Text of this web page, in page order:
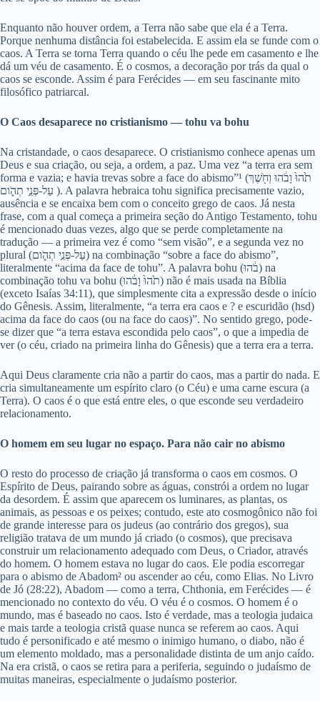
Enquanto não houver ordem, a Terra não sabe que ela é a Terra.
Porque nenhuma distância foi estabelecida. E assim ela se funde com o
caos. A Terra se torna Terra quando o céu lhe pede em casamento e lhe
dá um véu de casamento. É o cosmos, a decoração por trás da qual o
caos se esconde. Assim é para Ferécides — em seu fascinante mito
filosófico patriarcal.
O Caos desaparece no cristianismo — tohu va bohu
Na cristandade, o caos desaparece. O cristianismo conhece apenas um
Deus e sua criação, ou seja, a ordem, a paz. Uma vez “a terra era sem
forma e vazia; e havia trevas sobre a face do abismo”¹ (תֹ֙הוּ֙ וָבֹ֔הוּ וְחֹ֖שֶׁךְ
עַל-פְּנֵ֣י תְהֹ֑ום ). A palavra hebraica tohu significa precisamente vazio,
ausência e se encaixa bem com o conceito grego de caos. Já nesta
frase, com a qual começa a primeira seção do Antigo Testamento, tohu
é mencionado duas vezes, algo que se perde completamente na
tradução — a primeira vez é como “sem visão”, e a segunda vez no
plural (עַל-פְּנֵ֣י תְהֹ֑ום) na combinação “sobre a face do abismo”,
literalmente “acima da face de tohu”. A palavra bohu (בֹ֔הוּ) na
combinação tohu va bohu (תֹ֙הוּ֙ וָבֹ֔הוּ) não é mais usada na Bíblia
(exceto Isaías 34:11), que simplesmente cita a expressão desde o início
do Gênesis. Assim, literalmente, “a terra era caos e ? e escuridão (hsd)
acima da face do caos (ou na face do caos)”. No sentido grego, pode-
se dizer que “a terra estava escondida pelo caos”, o que a impedia de
ver (o céu, criado na primeira linha do Gênesis) que a terra era a terra.
Aqui Deus claramente cria não a partir do caos, mas a partir do nada. E
cria simultaneamente um espírito claro (o Céu) e uma carne escura (a
Terra). O caos é o que está entre eles, o que esconde seu verdadeiro
relacionamento.
O homem em seu lugar no espaço. Para não cair no abismo
O resto do processo de criação já transforma o caos em cosmos. O
Espírito de Deus, pairando sobre as águas, constrói a ordem no lugar
da desordem. É assim que aparecem os luminares, as plantas, os
animais, as pessoas e os peixes; contudo, este ato cosmogônico não foi
de grande interesse para os judeus (ao contrário dos gregos), sua
religião tratava de um mundo já criado (o cosmos), que precisava
construir um relacionamento adequado com Deus, o Criador, através
do homem. O homem estava no lugar do caos. Ele podia escorregar
para o abismo de Abadom² ou ascender ao céu, como Elias. No Livro
de Jó (28:22), Abadom — como a terra, Chthonia, em Ferécides — é
mencionado no contexto do véu. O véu é o cosmos. O homem é o
mundo, mas é baseado no caos. Isto é verdade, mas a teologia judaica
e mais tarde a teologia cristã quase nunca se referem ao caos. Aqui
tudo é personificado e até mesmo o inimigo humano, o diabo, não é
um elemento moldado, mas a personalidade distinta de um anjo caído.
Na era cristã, o caos se retira para a periferia, seguindo o judaísmo de
muitas maneiras, especialmente o judaísmo posterior.